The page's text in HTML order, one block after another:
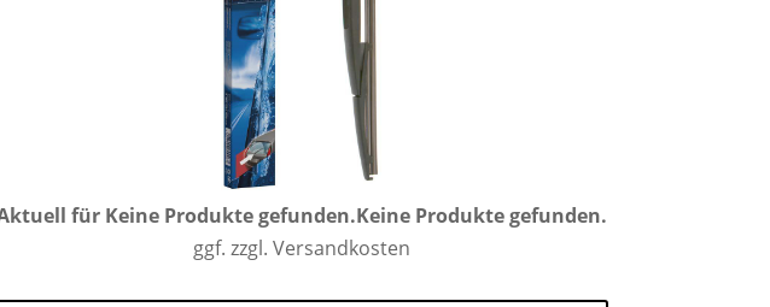
für Keine Produkte gefunden.Keine Produkte gefunden.
ggf. zzgl. Versandkosten